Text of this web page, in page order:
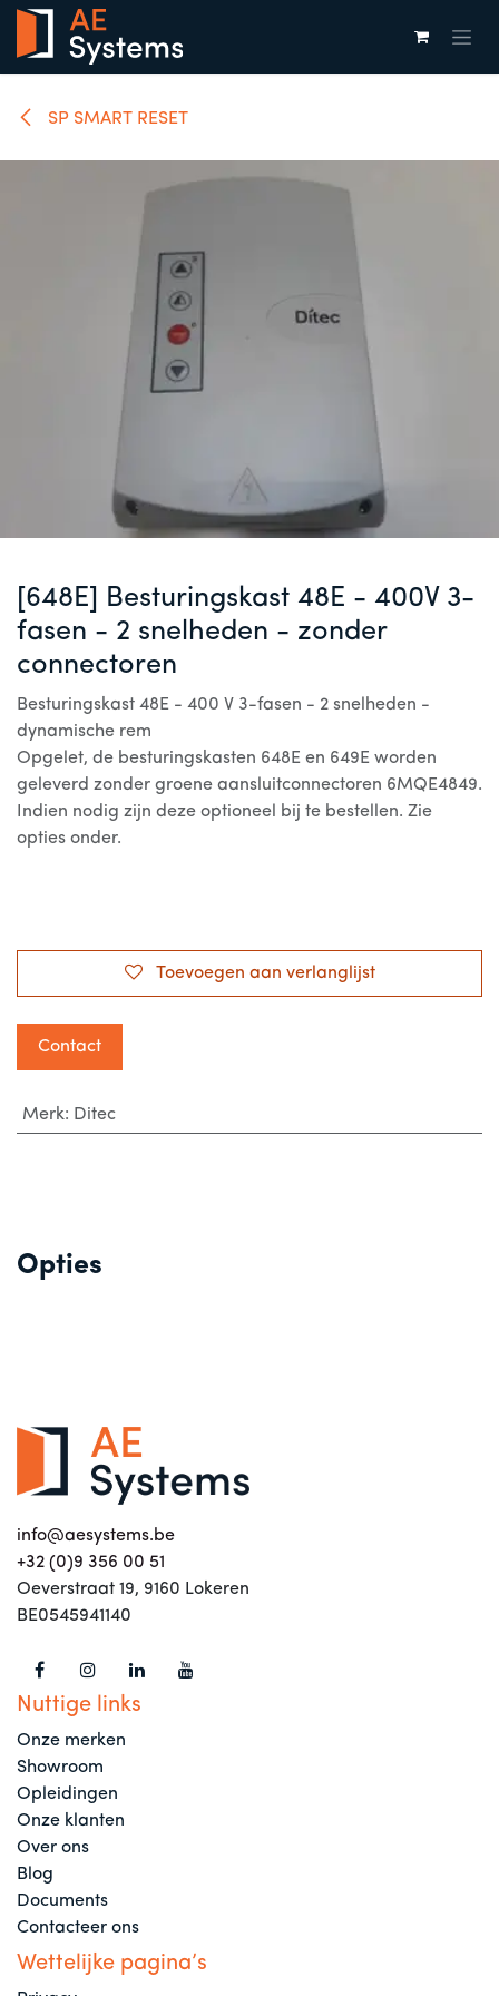
Overslaan naar inhoud
SP SMART RESET
[648E] Besturingskast 48E - 400V 3-
fasen - 2 snelheden - zonder
connectoren
Besturingskast 48E - 400 V 3-fasen - 2 snelheden -
dynamische rem
Opgelet, de besturingskasten 648E en 649E worden
geleverd zonder groene aansluitconnectoren 6MQE4849.
Indien nodig zijn deze optioneel bij te bestellen. Zie
opties onder.
Toevoegen aan verlanglijst
Contact
Merk: Ditec
Opties
info@aesystems.be
+32 (0)9 356 00 51
Oeverstraat 19, 9160 Lokeren
BE0545941140
Nuttige links
Onze merken
Showroom
Opleidingen
Onze klanten
Over ons
Blog
Documents
Contacteer ons
Wettelijke pagina’s